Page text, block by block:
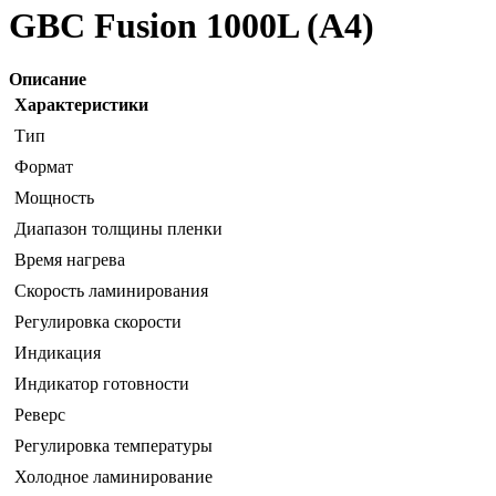
GBC Fusion 1000L (A4)
Описание
Характеристики
Тип
Формат
Мощность
Диапазон толщины пленки
Время нагрева
Скорость ламинирования
Регулировка скорости
Индикация
Индикатор готовности
Реверс
Регулировка температуры
Холодное ламинирование